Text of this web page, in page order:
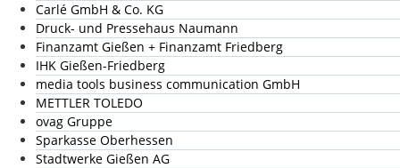
Carlé GmbH & Co. KG
Druck- und Pressehaus Naumann
Finanzamt Gießen + Finanzamt Friedberg
IHK Gießen-Friedberg
media tools business communication GmbH
METTLER TOLEDO
ovag Gruppe
Sparkasse Oberhessen
Stadtwerke Gießen AG